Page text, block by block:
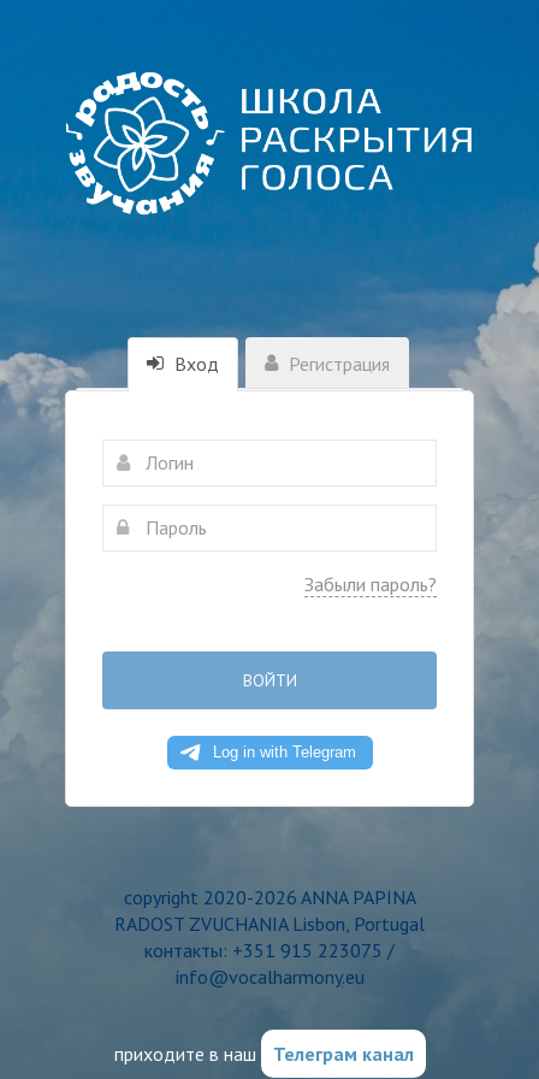
Вход Регистрация
Забыли пароль?
ВОЙТИ
copyright 2020-2026 ANNA PAPINA
RADOST ZVUCHANIA Lisbon, Portugal
контакты: +351 915 223075 /
info@vocalharmony.eu
приходите в наш Телеграм канал